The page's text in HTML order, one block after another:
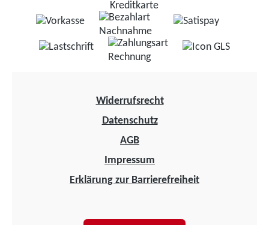
Widerrufsrecht
Datenschutz
AGB
Impressum
Erklärung zur Barrierefreiheit